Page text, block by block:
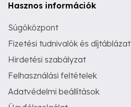
Hasznos információk
Súgóközpont
Fizetési tudnivalók és díjtáblázat
Hirdetési szabályzat
Felhasználási feltételek
Adatvédelmi beállítások